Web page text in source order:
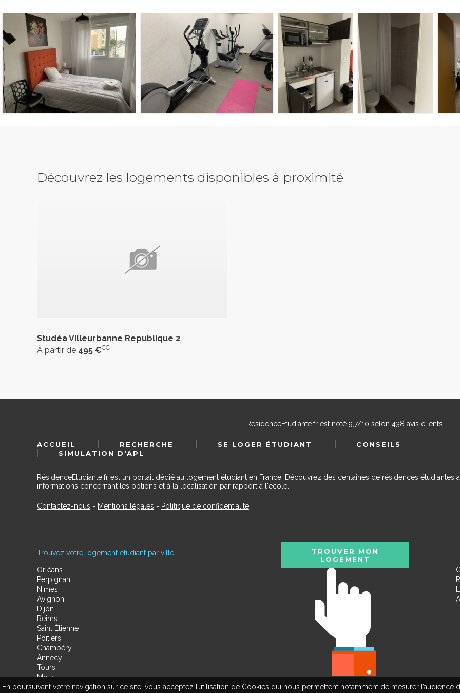
En poursuivant votre navigation sur ce site, vous acceptez l’utilisation de Cookies qui nous permettent notamment de mesurer
Découvrez les logements disponibles à proximité
Studéa Villeurbanne Republique 2
À partir de 495 €CC
ResidenceEtudiante.frest noté 9,7/10 selon 438 avis clients.
ACCUEIL RECHERCHE SE LOGER ÉTUDIANT
CONSEILS
SIMULATION D'APL
RésidenceÉtudiante.fr est un portail dédié au logement étudiant en France. Découvrez des centaines de résidences étudiantes
informations concernant les options et à la localisation par rapport à l'école.
Contactez-nous - Mentions légales - Politique de confidentialité
Trouvez votre logement étudiant par ville
Orléans
Perpignan
Nimes
Avignon
Dijon
Reims
Saint Étienne
Poitiers
Chambéry
Annecy
Tours
Metz
Amiens
TROUVER MON
LOGEMENT